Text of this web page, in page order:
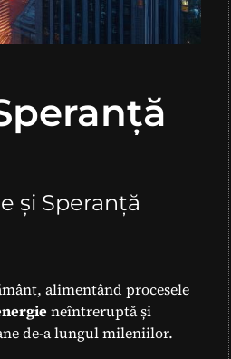
și Speranță
alimentând procesele
neîntreruptă și
de-a lungul mileniilor.